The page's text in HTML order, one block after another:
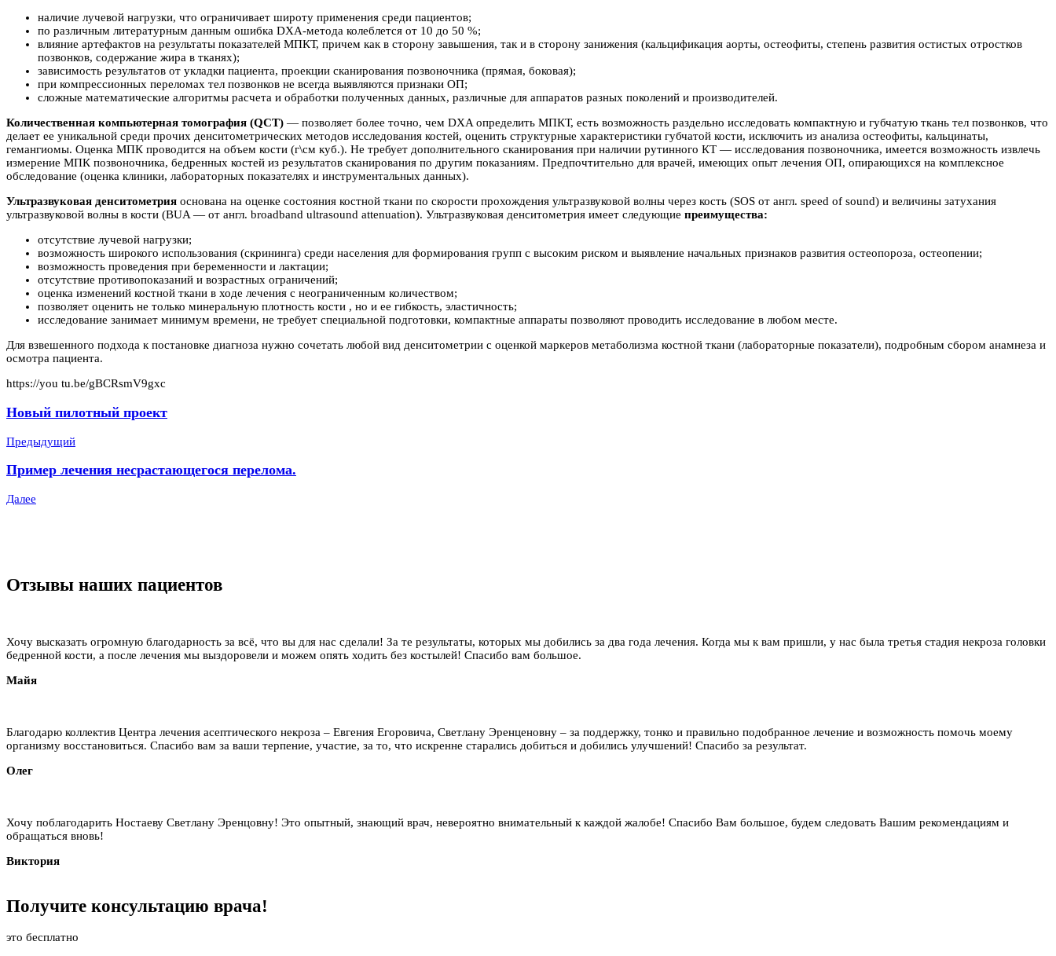
наличие лучевой нагрузки, что ограничивает широту применения среди пациентов;
по различным литературным данным ошибка DXA-метода колеблется от 10 до 50 %;
влияние артефактов на результаты показателей МПКТ, причем как в сторону завышения, так и в сторону занижения (кальцификация аорты, остеофиты, степень развития остистых отростков
позвонков, содержание жира в тканях);
зависимость результатов от укладки пациента, проекции сканирования позвоночника (прямая, боковая);
при компрессионных переломах тел позвонков не всегда выявляются признаки ОП;
сложные математические алгоритмы расчета и обработки полученных данных, различные для аппаратов разных поколений и производителей.
Количественная компьютерная томография (QCT) — позволяет более точно, чем DXA определить МПКТ, есть возможность раздельно исследовать компактную и губчатую ткань тел позвонков, что
делает ее уникальной среди прочих денситометрических методов исследования костей, оценить структурные характеристики губчатой кости, исключить из анализа остеофиты, кальцинаты,
гемангиомы. Оценка МПК проводится на объем кости (г\см куб.). Не требует дополнительного сканирования при наличии рутинного КТ — исследования позвоночника, имеется возможность извлечь
измерение МПК позвоночника, бедренных костей из результатов сканирования по другим показаниям. Предпочтительно для врачей, имеющих опыт лечения ОП, опирающихся на комплексное
обследование (оценка клиники, лабораторных показателях и инструментальных данных).
Ультразвуковая денситометрия основана на оценке состояния костной ткани по скорости прохождения ультразвуковой волны через кость (SOS от англ. speed of sound) и величины затухания
ультразвуковой волны в кости (BUA — от англ. broadband ultrasound attenuation). Ультразвуковая денситометрия имеет следующие преимущества:
отсутствие лучевой нагрузки;
возможность широкого использования (скрининга) среди населения для формирования групп с высоким риском и выявление начальных признаков развития остеопороза, остеопении;
возможность проведения при беременности и лактации;
отсутствие противопоказаний и возрастных ограничений;
оценка изменений костной ткани в ходе лечения с неограниченным количеством;
позволяет оценить не только минеральную плотность кости , но и ее гибкость, эластичность;
исследование занимает минимум времени, не требует специальной подготовки, компактные аппараты позволяют проводить исследование в любом месте.
Для взвешенного подхода к постановке диагноза нужно сочетать любой вид денситометрии с оценкой маркеров метаболизма костной ткани (лабораторные показатели), подробным сбором анамнеза и
осмотра пациента.
https://you tu.be/gBCRsmV9gxc
Новый пилотный проект
Предыдущий
Пример лечения несрастающегося перелома.
Далее
Отзывы наших пациентов
Хочу высказать огромную благодарность за всё, что вы для нас сделали! За те результаты, которых мы добились за два года лечения. Когда мы к вам пришли, у нас была третья стадия некроза головки
бедренной кости, а после лечения мы выздоровели и можем опять ходить без костылей! Спасибо вам большое.
Майя
Благодарю коллектив Центра лечения асептического некроза – Евгения Егоровича, Светлану Эренценовну – за поддержку, тонко и правильно подобранное лечение и возможность помочь моему
организму восстановиться. Спасибо вам за ваши терпение, участие, за то, что искренне старались добиться и добились улучшений! Спасибо за результат.
Олег
Хочу поблагодарить Ностаеву Светлану Эренцовну! Это опытный, знающий врач, невероятно внимательный к каждой жалобе! Спасибо Вам большое, будем следовать Вашим рекомендациям и
обращаться вновь!
Виктория
Получите консультацию врача!
это бесплатно